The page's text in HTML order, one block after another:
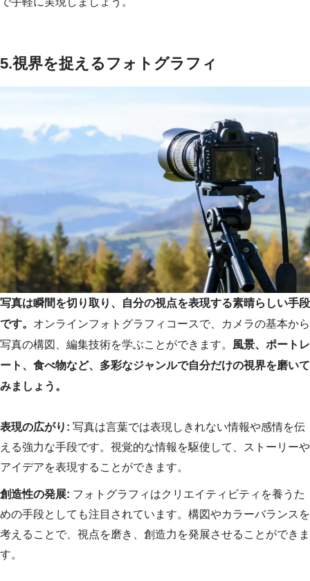
5.視界を捉えるフォトグラフィ
写真は瞬間を切り取り、自分の視点を表現する素晴らしい手段
です。 オンラインフォトグラフィコースで、カメラの基本から
写真の構図、編集技術を学ぶことができます。 風景、ポートレ
ート、食べ物など、多彩なジャンルで自分だけの視界を磨いて
みましょう。
表現の広がり: 写真は言葉では表現しきれない情報や感情を伝
える強力な手段です。視覚的な情報を駆使して、ストーリーや
アイデアを表現することができます。
創造性の発展: フォトグラフィはクリエイティビティを養うた
めの手段としても注目されています。構図やカラーバランスを
考えることで、視点を磨き、創造力を発展させることができま
す。